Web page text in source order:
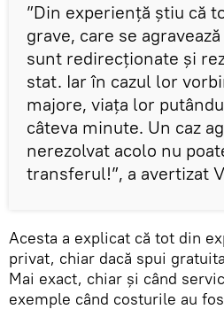
”Din experiență știu că
grave, care se
sunt redirecționate și
stat. Iar în cazul lor
majore, viața lor
câteva minute. Un caz
nerezolvat acolo nu
transferul!”, a avertizat
Acesta a explicat că tot din
privat, chiar dacă spui
Mai exact, chiar și când
exemple când costurile au